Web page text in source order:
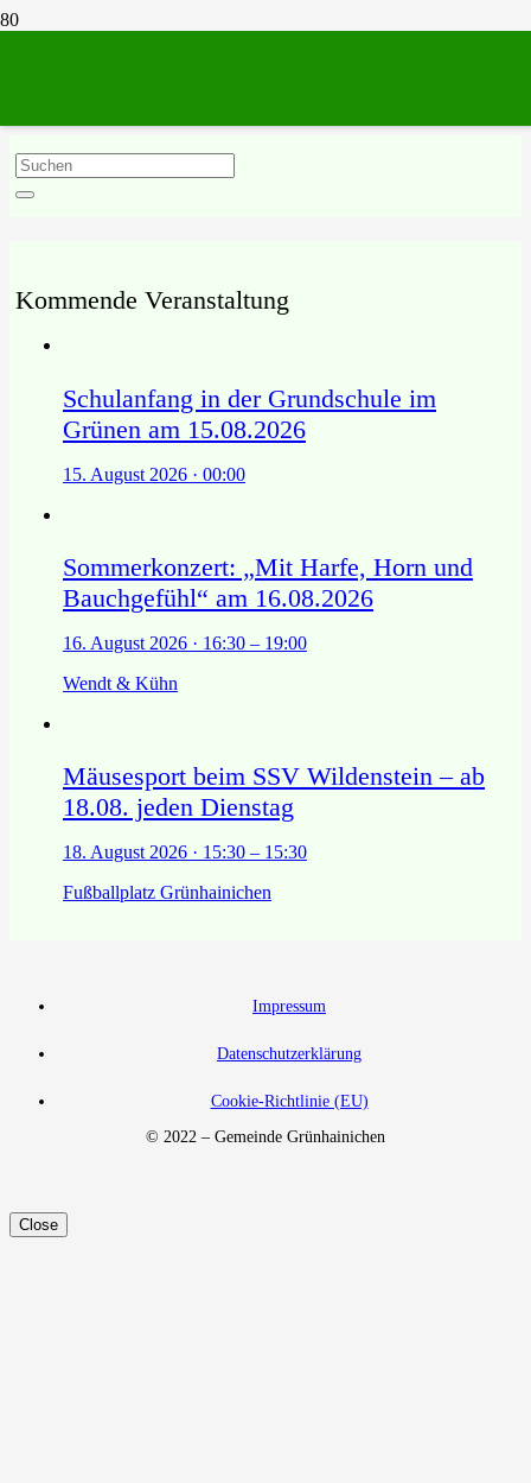
Kommende Veranstaltung
Schulanfang in der Grundschule im
Grünen am 15.08.2026
15. August 2026 · 00:00
Sommerkonzert: „Mit Harfe, Horn und
Bauchgefühl“ am 16.08.2026
16. August 2026 · 16:30 – 19:00
Wendt & Kühn
Mäusesport beim SSV Wildenstein – ab
18.08. jeden Dienstag
18. August 2026 · 15:30 – 15:30
Fußballplatz Grünhainichen
Impressum
Datenschutzerklärung
Cookie-Richtlinie (EU)
© 2022 – Gemeinde Grünhainichen
Close